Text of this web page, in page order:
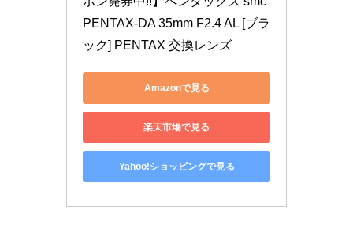
PENTAX-DA 35mm F2.4 AL [ブラ
ック] PENTAX 交換レンズ
Amazonで見る
楽天市場で見る
Yahoo!ショッピングで見る